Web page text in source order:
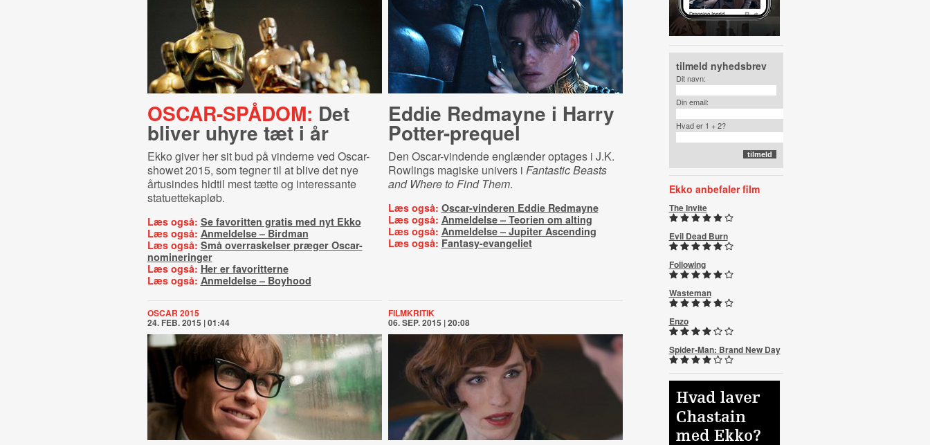
OSCAR-SPÅDOM: Det
bliver uhyre tæt i år
Ekko giver her sit bud på vinderne ved Oscar-
showet 2015, som tegner til at blive det nye
årtusindes hidtil mest tætte og interessante
statuettekapløb.
Læs også: Se favoritten gratis med nyt Ekko
Læs også: Anmeldelse – Birdman
Læs også: Små overraskelser præger Oscar-
nomineringer
Læs også: Her er favoritterne
Læs også: Anmeldelse – Boyhood
Eddie Redmayne i Harry
Potter-prequel
Den Oscar-vindende englænder optages i J.K.
Rowlings magiske univers i Fantastic Beasts
and Where to Find Them.
Læs også: Oscar-vinderen Eddie Redmayne
Læs også: Anmeldelse – Teorien om alting
Læs også: Anmeldelse – Jupiter Ascending
Læs også: Fantasy-evangeliet
OSCAR 2015
24. FEB. 2015 | 01:44
FILMKRITIK
06. SEP. 2015 | 20:08
tilmeld nyhedsbrev
Dit navn:
Din email:
Hvad er 1 + 2?
Ekko anbefaler film
The Invite
Evil Dead Burn
Following
Wasteman
Enzo
Spider-Man: Brand New Day